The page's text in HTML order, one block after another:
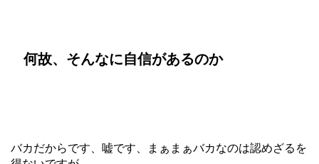
何故、そんなに自信があるのか
バカだからです、嘘です、まぁまぁバカなのは認めざるを